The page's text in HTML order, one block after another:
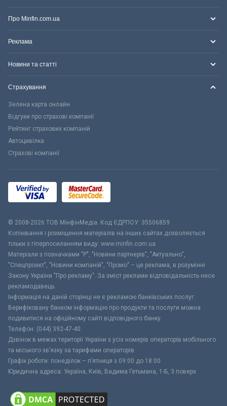
Про Minfin.com.ua
Реклама
Новини та статті
Страхування
Зелена карта онлайн
Відгуки про страхові компанії
Рейтинг страхових компаній
Автоцивілка
Страхові компанії
© 2008-2026 ТОВ МiнфiнМедiа. Код ЄДРПОУ: 35506859
Копіювання і розміщення матеріалів на інших сайтах дозволяється
тільки з гіперпосиланням виду: www.minfin.com.ua
Матеріали з позначками "Р", "Новини партнерів", "Актуально",
"Спецпроект", "Новини компаній", "Промо" – це реклама, в розумінні
Закону України "Про рекламу". За зміст реклами відповідальність несе
рекламодавець.
Інформація на даній сторінці не є рекламою банківських послуг.
Верифіковану банком інформацію про продукти та послуги можна
подивитися на офіційному сайті відповідного банку.
Телефон: (044) 392-47-40
Дзвінок в межах території України з усіх номерів операторів мобільного
та міського зв’язку за тарифами операторів
Графік роботи: понеділок – п’ятниця з 09:00 до 18:00
Юридична адреса: Україна, Київ, Вадима Гетьмана, 1-Б, 3 поверх